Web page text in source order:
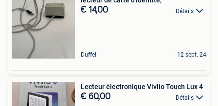
€ 14,00 Détails
Duffel 12 sept. 24
Lecteur électronique Vivlio Touch Lux 4
€ 60,00 Détails